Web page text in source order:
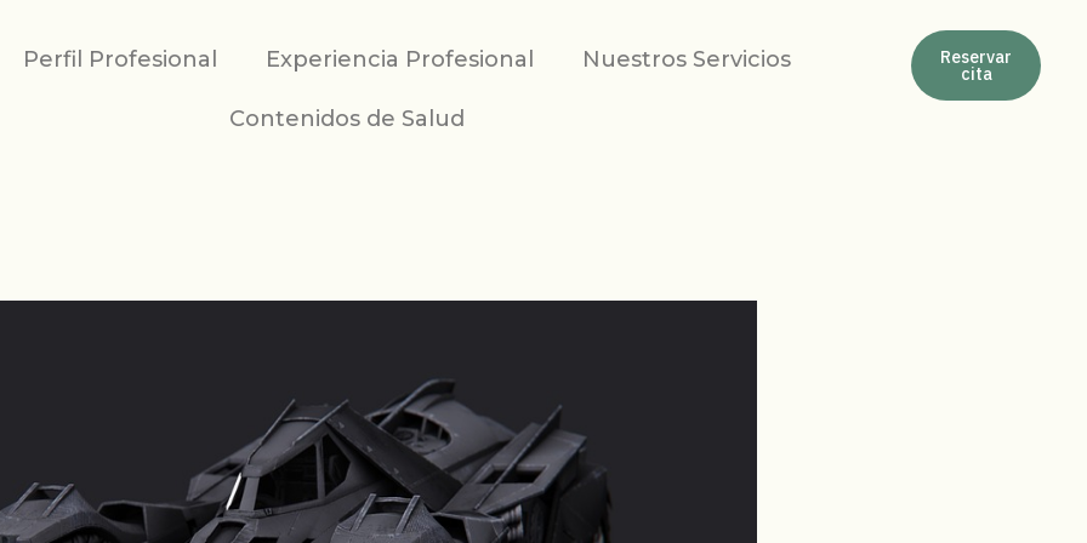
Perfil Profesional Experiencia Profesional Nuestros Servicios
Contenidos de Salud
Reservar
cita